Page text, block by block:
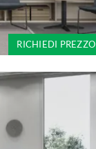
RICHIEDI PREZZO